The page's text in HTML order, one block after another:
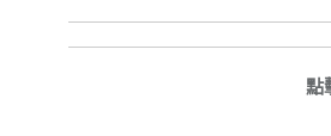
點